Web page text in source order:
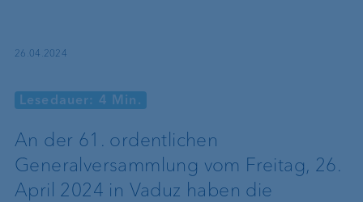
26.04.2024
Lesedauer: 4 Min.
An der 61. ordentlichen
Generalversammlung vom Freitag, 26.
April 2024 in Vaduz haben die